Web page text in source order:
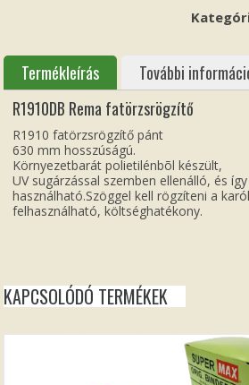
Termékleírás
További
R1910DB Rema fatörzsrögzítő
R1910 fatörzsrögzítő pánt
630 mm hosszúságú.
Környezetbarát polietilénbõl készült,
UV sugárzással szemben ellenálló, és
használható.Szöggel kell rögzíteni a
felhasználható, költséghatékony.
KAPCSOLÓDÓ TERMÉKEK